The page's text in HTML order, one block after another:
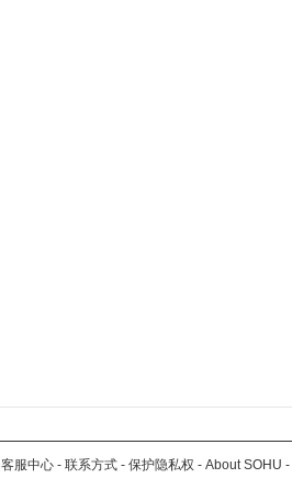
客服中心 - 联系方式 - 保护隐私权 - About SOHU -